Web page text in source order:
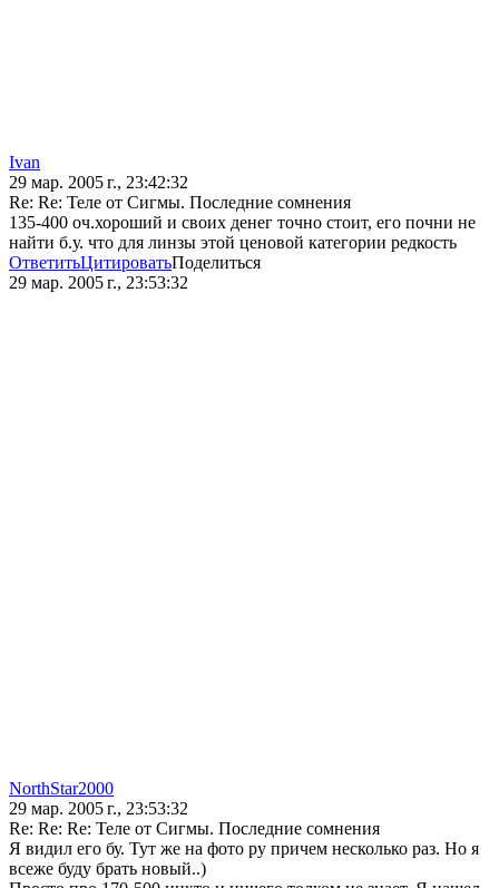
Ivan
29 мар. 2005 г., 23:42:32
Re: Re: Теле от Сигмы. Последние сомнения
135-400 оч.хороший и своих денег точно стоит, его почни не
найти б.у. что для линзы этой ценовой категории редкость
ОтветитьЦитироватьПоделиться
29 мар. 2005 г., 23:53:32
NorthStar2000
29 мар. 2005 г., 23:53:32
Re: Re: Re: Теле от Сигмы. Последние сомнения
Я видил его бу. Тут же на фото ру причем несколько раз. Но я
всеже буду брать новый..)